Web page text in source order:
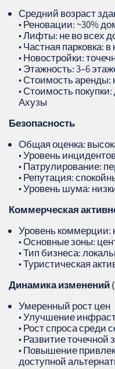
Средний возраст
• Реновации: ~30%
• Лифты: не во всех
• Частная парковка:
• Новостройки:
• Этажность: 3–6
• Стоимость
• Стоимость
Ахузы
Безопасность
Общая оценка:
• Уровень
• Патрулирование:
• Репутация:
• Уровень шума:
Коммерческая
Уровень коммерции:
• Основные зоны:
• Тип бизнеса:
• Туристическая
Динамика изменений
Умеренный рост цен
• Улучшение
• Рост спроса среди
• Развитие точечной
• Повышение
доступной